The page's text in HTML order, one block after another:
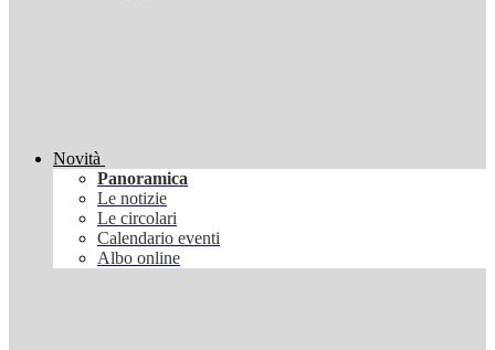
Novità
Panoramica
Le notizie
Le circolari
Calendario eventi
Albo online